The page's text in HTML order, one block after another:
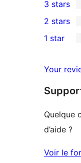
star
reviews
4-
star
review
0
3-
star
3 stars
2-
reviews
2 stars
star
reviews
1 star
Your
Quelque
d’aide ?
Voir le